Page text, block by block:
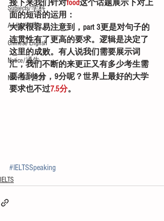
Subjects/学科
Audio/有声
Chinese English
Notice/通告
Nutrition/营养
接下来我们针对food这个话题展示下对上
面的短语的运用：
大家很容易注意到，part 3更是对句子的
连贯性有了更高的要求。逻辑是决定了
这里的成败。有人说我们需要展示词
汇，我们不断的来更正又有多少考生需
要考到8分，9分呢？世界上最好的大学
要求也不过7.5分。
#IELTSSpeaking
IELTS